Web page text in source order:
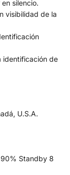
silencio.
visibilidad de la
identificación de
U.S.A.
Standby 8